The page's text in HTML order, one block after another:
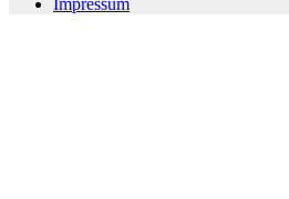
Impressum